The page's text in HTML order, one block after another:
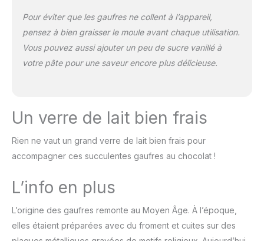
Pour éviter que les gaufres ne collent à l’appareil,
pensez à bien graisser le moule avant chaque utilisation.
Vous pouvez aussi ajouter un peu de sucre vanillé à
votre pâte pour une saveur encore plus délicieuse.
Un verre de lait bien frais
Rien ne vaut un grand verre de lait bien frais pour
accompagner ces succulentes gaufres au chocolat !
L’info en plus
L’origine des gaufres remonte au Moyen Âge. À l’époque,
elles étaient préparées avec du froment et cuites sur des